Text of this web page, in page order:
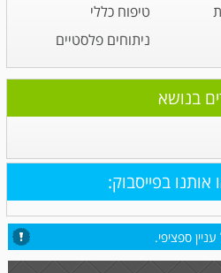
טיפוח כללי
ניתוחים פלסטיים
בנושא
אותנו בפייסבוק:
ספציפי.